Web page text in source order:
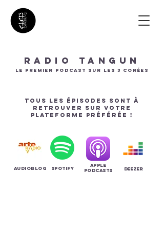
RADIO TANGUN
LE PREMIER PODCAST SUR LES 3 corées
tous les épisodes sont à
retrouver sur votre
plateforme préférée !
audioblog spotify
apple
podcasts
deezer